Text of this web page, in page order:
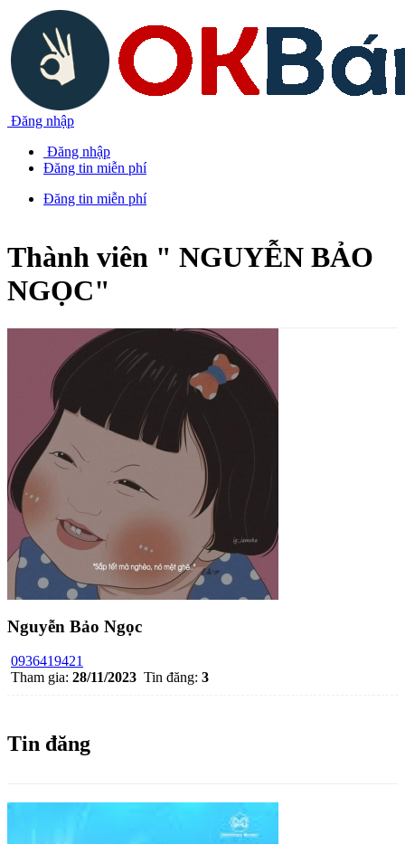
Đăng nhập
Đăng nhập
Đăng tin miễn phí
Đăng tin miễn phí
Thành viên " NGUYỄN BẢO
NGỌC"
Nguyễn Bảo Ngọc
0936419421
Tham gia: 28/11/2023 Tin đăng: 3
Tin đăng